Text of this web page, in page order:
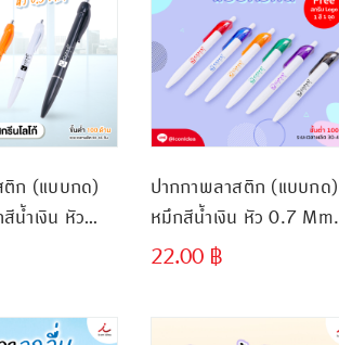
ก (แบบกด)
น้ำเงิน หัว
ปากกาพลาสติก (แบบกด)
หมึกสีน้ำเงิน หัว 0.7 Mm.
22.00 ฿